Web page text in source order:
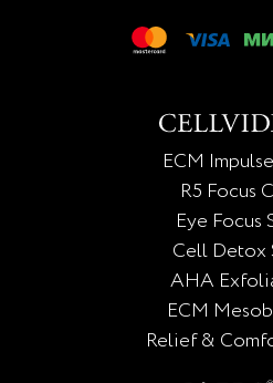
ECM
R5 Focus
Eye Focus
Cell Detox
AHA
ECM
Relief &